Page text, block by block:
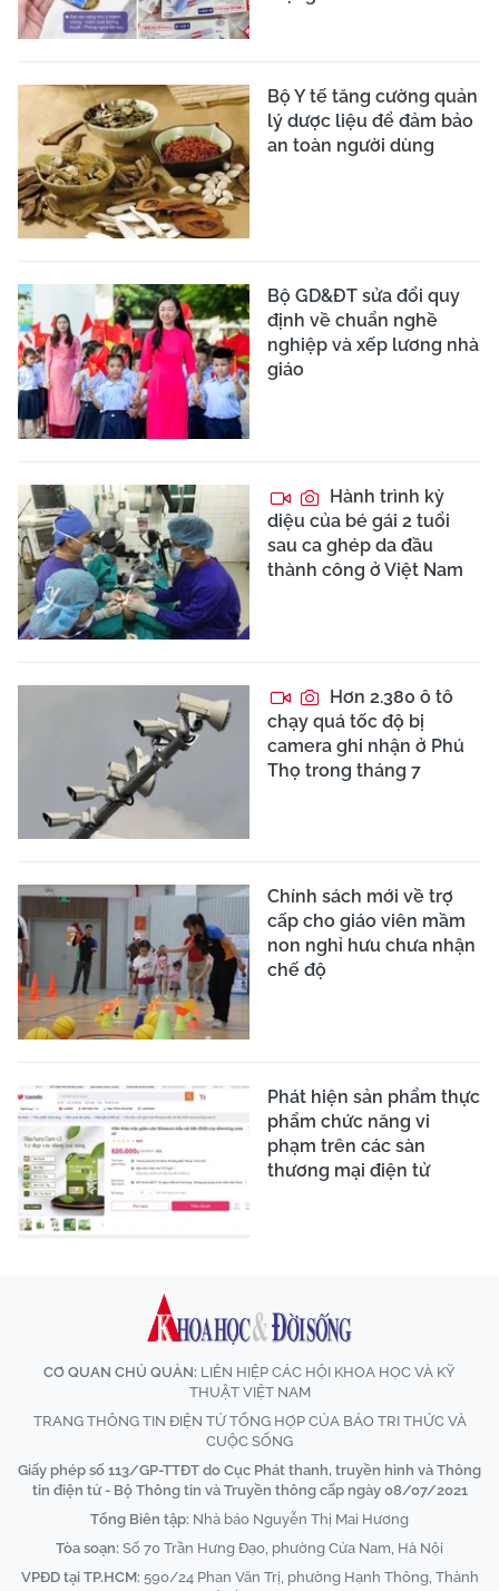
Bộ Y tế tăng cường quản
lý dược liệu để đảm bảo
an toàn người dùng
Bộ GD&ĐT sửa đổi quy
định về chuẩn nghề
nghiệp và xếp lương nhà
giáo
Hành trình kỳ
diệu của bé gái 2 tuổi
sau ca ghép da đầu
thành công ở Việt Nam
Hơn 2.380 ô tô
chạy quá tốc độ bị
camera ghi nhận ở Phú
Thọ trong tháng 7
Chính sách mới về trợ
cấp cho giáo viên mầm
non nghỉ hưu chưa nhận
chế độ
Phát hiện sản phẩm thực
phẩm chức năng vi
phạm trên các sàn
thương mại điện tử
CƠ QUAN CHỦ QUẢN: LIÊN HIỆP CÁC HỘI KHOA HỌC VÀ KỸ
THUẬT VIỆT NAM
TRANG THÔNG TIN ĐIỆN TỬ TỔNG HỢP CỦA BÁO TRI THỨC VÀ
CUỘC SỐNG
Giấy phép số 113/GP-TTĐT do Cục Phát thanh, truyền hình và Thông
tin điện tử - Bộ Thông tin và Truyền thông cấp ngày 08/07/2021
Tổng Biên tập: Nhà báo Nguyễn Thị Mai Hương
Tòa soạn: Số 70 Trần Hưng Đạo, phường Cửa Nam, Hà Nội
VPĐD tại TP.HCM: 590/24 Phan Văn Trị, phường Hạnh Thông, Thành